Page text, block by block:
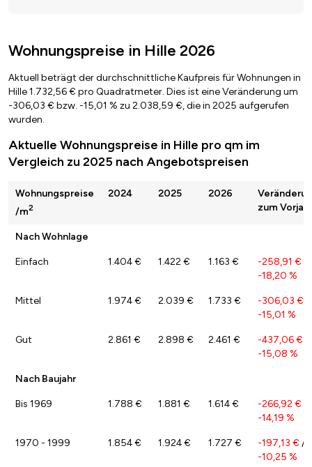
Wohnungspreise in Hille 2026
Aktuell beträgt der durchschnittliche Kaufpreis für Wohnungen in
Hille 1.732,56 € pro Quadratmeter. Dies ist eine Veränderung um
-306,03 € bzw. -15,01 % zu 2.038,59 €, die in 2025 aufgerufen
wurden.
Aktuelle Wohnungspreise in Hille pro qm im
Vergleich zu 2025 nach Angebotspreisen
Wohnungspreise
/m2
2024 2025 2026
zum Vorjahr
Nach Wohnlage
Einfach 1.404 € 1.422 € 1.163 € -258,91 €
-18,20 %
Mittel 1.974 € 2.039 € 1.733 € -306,03 €
-15,01 %
Gut 2.861 € 2.898 € 2.461 € -437,06 €
-15,08 %
Nach Baujahr
Bis 1969 1.788 € 1.881 € 1.614 € -266,92 €
-14,19 %
1970 - 1999 1.854 € 1.924 € 1.727 € -197,13 € /
-10,25 %